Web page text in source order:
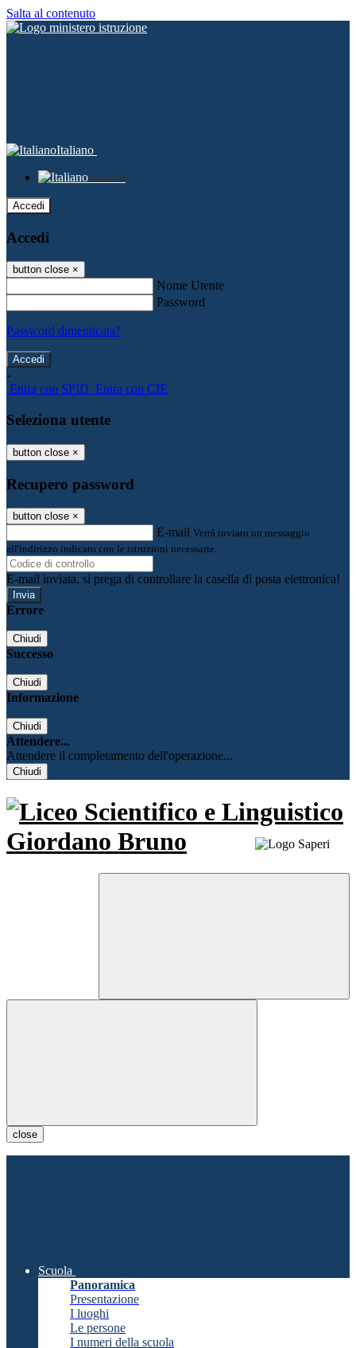
Salta al contenuto
Italiano
Italiano
Accedi
Accedi
button close ×
Nome Utente
Password
Password dimenticata?
-
Entra con SPID Entra con CIE
Seleziona utente
button close ×
Recupero password
button close ×
E-mail Verrà inviato un messaggio
all'indirizzo indicato con le istruzioni necessarie.
E-mail inviata, si prega di controllare la casella di posta elettronica!
Errore
Chiudi
Successo
Chiudi
Informazione
Chiudi
Attendere...
Attendere il completamento dell'operazione...
Chiudi
close
Scuola
Panoramica
Presentazione
I luoghi
Le persone
I numeri della scuola